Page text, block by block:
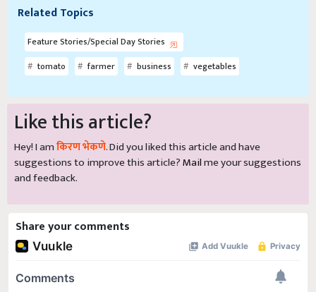
Related Topics
Feature Stories/Special Day Stories
tomato
farmer business vegetables
Like this article?
Hey! I amकिरण भेकणे. Did you liked this article and have
suggestions to improve this article?Mailme your suggestions
and feedback.
Share your comments